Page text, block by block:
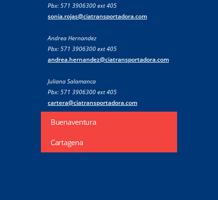
Pbx: 571 3906300 ext 405
sonia.rojas@ciatransportadora.com
Andrea Hernandez
Pbx: 571 3906300 ext 405
andrea.hernandez@ciatransportadora.com
Juliana Salamanca
Pbx: 571 3906300 ext 405
cartera@ciatransportadora.com
Buenaventura
Cartagena